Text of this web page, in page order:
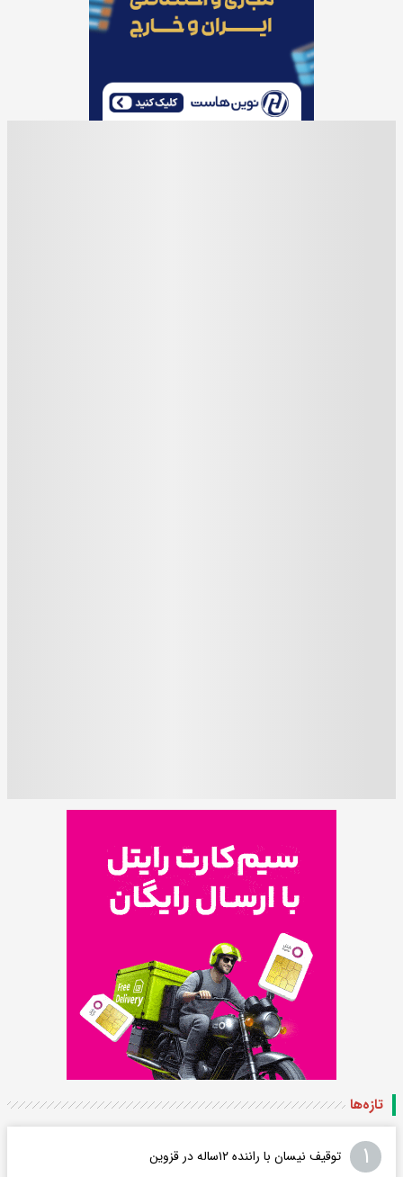
تازه‌ها
۱ توقیف نیسان با راننده ۱۲ساله در قزوین